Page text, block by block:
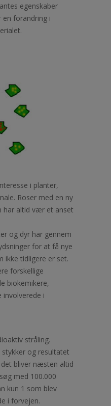
egenskaber
forandring i
i planter,
Roser med en ny
har altid vær et anset
og dyr har gennem
for at få nye
ikke tidligere er set.
forskellige
biokemikere,
involverede i
stråling.
stykker og resultatet
bliver næsten altid
med 100.000
kun 1 som blev
i forvejen.